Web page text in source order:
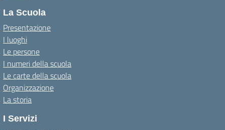
La Scuola
Presentazione
I luoghi
Le persone
I numeri della scuola
Le carte della scuola
Organizzazione
La storia
I Servizi